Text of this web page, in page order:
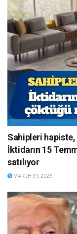
Sahipleri
İktidarın 15
satılıyor
MARCH 31, 2026